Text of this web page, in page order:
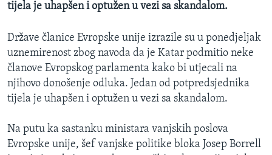
tijela je uhapšen i optužen u vezi sa skandalom.
Države članice Evropske unije izrazile su u ponedjeljak
uznemirenost zbog navoda da je Katar podmitio neke
članove Evropskog parlamenta kako bi utjecali na
njihovo donošenje odluka. Jedan od potpredsjednika
tijela je uhapšen i optužen u vezi sa skandalom.
Na putu ka sastanku ministara vanjskih poslova
Evropske unije, šef vanjske politike bloka Josep Borrell